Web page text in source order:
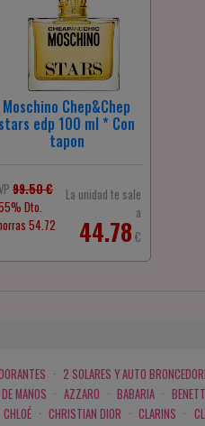
Moschino Chep&Chep
stars edp 100 ml * Con
tapon
99.50 €
Dto.
54.72
La unidad te sale
a
44.78 €
· 2 SOLARES Y AUTO
MANOS · AZZARO · BABARIA ·
CHLOÉ · CHRISTIAN DIOR · CLARINS ·